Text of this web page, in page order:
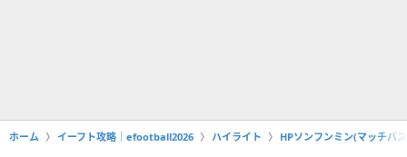
ホーム イーフト攻略｜efootball2026 ハイライト HPソンフンミン(マッチパ